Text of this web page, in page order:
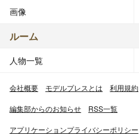
画像
ルーム
人物一覧
会社概要 モデルプレスとは 利用規約
編集部からのお知らせ RSS一覧
アプリケーションプライバシーポリシー